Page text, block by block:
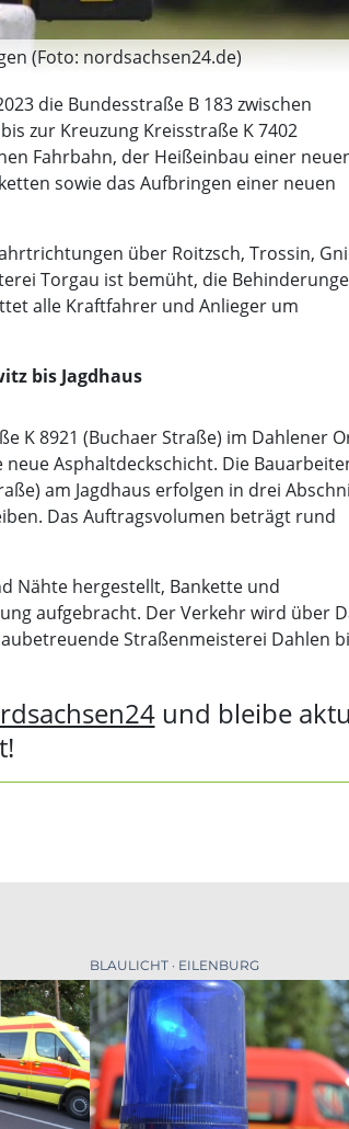
(Foto: nordsachsen24.de)
die Bundesstraße B 183 zwischen
zur Kreuzung Kreisstraße K 7402
Fahrbahn, der Heißeinbau einer
sowie das Aufbringen einer neuen
über Roitzsch, Trossin,
Torgau ist bemüht, die
alle Kraftfahrer und Anlieger um
bis Jagdhaus
K 8921 (Buchaer Straße) im Dahlener
Asphaltdeckschicht. Die
am Jagdhaus erfolgen in drei
Das Auftragsvolumen beträgt rund
Nähte hergestellt, Bankette und
aufgebracht. Der Verkehr wird über
Straßenmeisterei Dahlen
und bleibe
BLAULICHT EILENBURG